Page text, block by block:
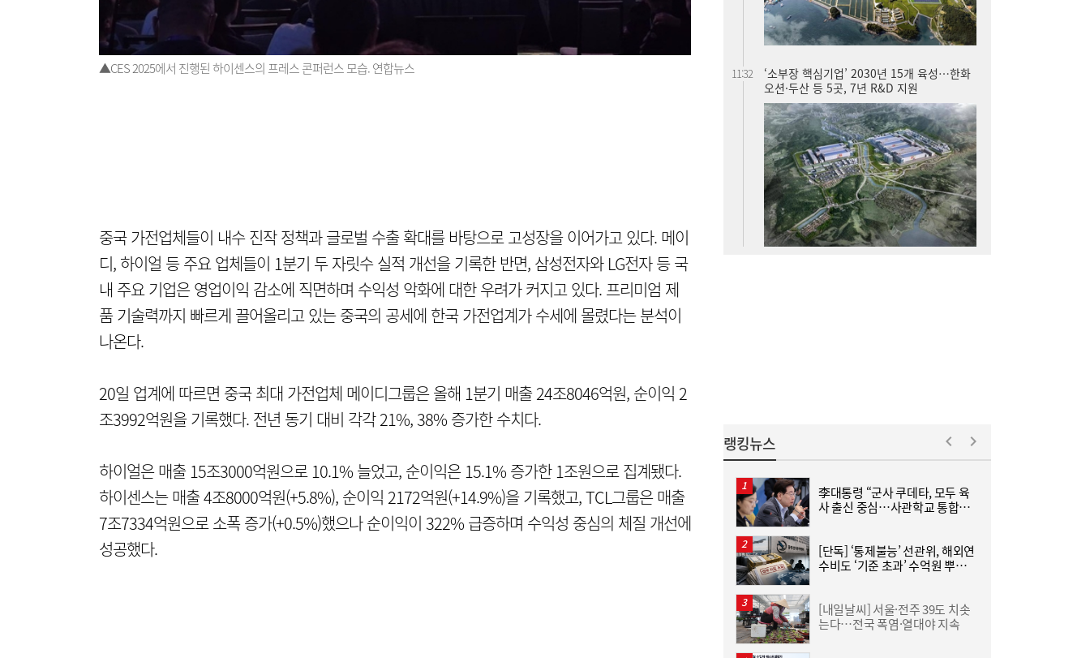
▲CES 2025에서 진행된 하이센스의 프레스 콘퍼런스 모습. 연합뉴스
중국 가전업체들이 내수 진작 정책과 글로벌 수출 확대를 바탕으로 고성장을 이어가고 있다. 메이
디, 하이얼 등 주요 업체들이 1분기 두 자릿수 실적 개선을 기록한 반면, 삼성전자와 LG전자 등 국
내 주요 기업은 영업이익 감소에 직면하며 수익성 악화에 대한 우려가 커지고 있다. 프리미엄 제
품 기술력까지 빠르게 끌어올리고 있는 중국의 공세에 한국 가전업계가 수세에 몰렸다는 분석이
나온다.
20일 업계에 따르면 중국 최대 가전업체 메이디그룹은 올해 1분기 매출 24조8046억원, 순이익 2
조3992억원을 기록했다. 전년 동기 대비 각각 21%, 38% 증가한 수치다.
하이얼은 매출 15조3000억원으로 10.1% 늘었고, 순이익은 15.1% 증가한 1조원으로 집계됐다.
하이센스는 매출 4조8000억원(+5.8%), 순이익 2172억원(+14.9%)을 기록했고, TCL그룹은 매출
7조7334억원으로 소폭 증가(+0.5%)했으나 순이익이 322% 급증하며 수익성 중심의 체질 개선에
성공했다.
“경유값 폭등에도 든든”…LPG 1톤 트럭, 중
동발 석유위기 ‘구원투수’
11:08
가온전선, 싱가포르 도시철도 프로젝트에 배
전케이블 공급
랭킹뉴스
李대통령 “군사 쿠데타, 모두 육
사 출신 중심…사관학교 통합하
[단독] ‘통제불능’ 선관위, 해외연
수비도 ‘기준 초과’ 수억원 뿌렸
[내일날씨] 서울·전주 39도 치솟
는다…전국 폭염·열대야 지속